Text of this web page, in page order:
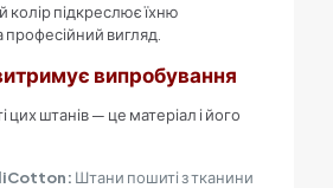
колір підкреслює їхню
професійний вигляд.
випробування
цих штанів — це матеріал і його
Штани пошиті з тканини